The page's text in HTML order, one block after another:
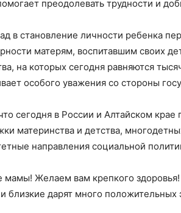
преодолевать трудности и
в становление личности ребенка
матерям, воспитавшим своих
на которых сегодня равняются
особого уважения со стороны
сегодня в России и Алтайском
материнства и детства,
направления социальной
мамы! Желаем вам крепкого
близкие дарят много положительных